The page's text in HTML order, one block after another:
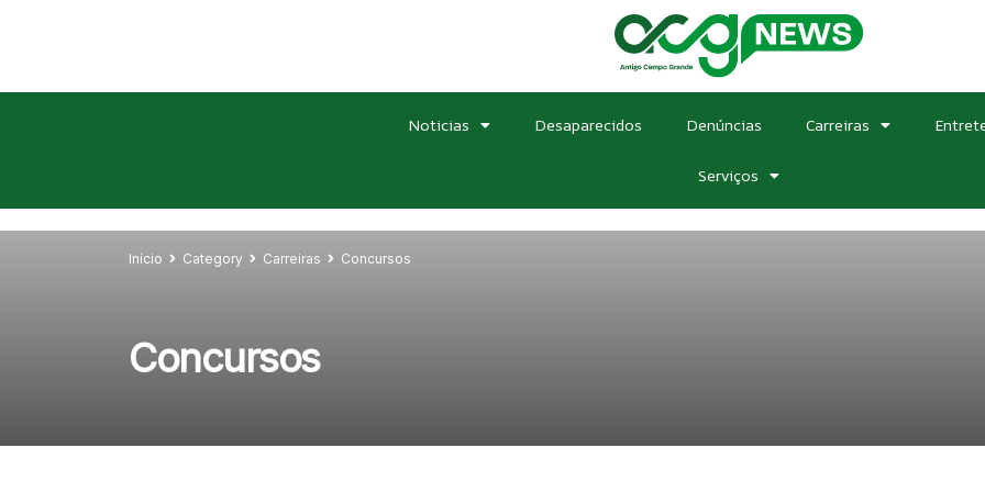
Noticias Desaparecidos Denúncias Carreiras
Serviços
Início Category Carreiras Concursos
Concursos